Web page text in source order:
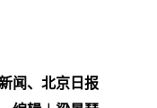
闻、北京日报